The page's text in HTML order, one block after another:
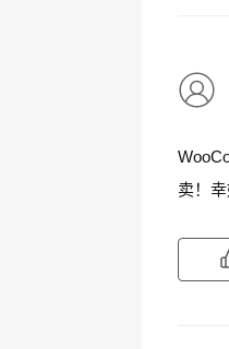
卖！